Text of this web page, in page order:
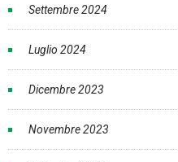
Settembre 2024
Luglio 2024
Dicembre 2023
Novembre 2023